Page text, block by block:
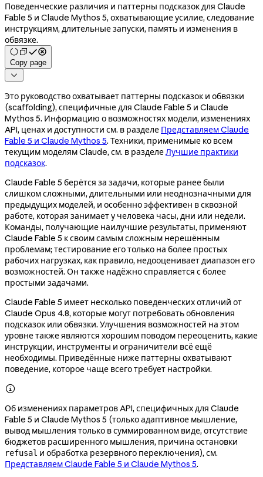
Поведенческие различия и паттерны подсказок для Claude
Fable 5 и Claude Mythos 5, охватывающие усилие, следование
инструкциям, длительные запуски, память и изменения в
обвязке.
Copy page

Это руководство охватывает паттерны подсказок и обвязки
(scaffolding), специфичные для Claude Fable 5 и Claude
Mythos 5. Информацию о возможностях модели, изменениях
API, ценах и доступности см. в разделе Представляем Claude
Fable 5 и Claude Mythos 5. Техники, применимые ко всем
текущим моделям Claude, см. в разделеЛучшие практики
подсказок.
Claude Fable 5 берётся за задачи, которые ранее были
слишком сложными, длительными или неоднозначными для
предыдущих моделей, и особенно эффективен в сквозной
работе, которая занимает у человека часы, дни или недели.
Команды, получающие наилучшие результаты, применяют
Claude Fable 5 к своим самым сложным нерешённым
проблемам; тестирование его только на более простых
рабочих нагрузках, как правило, недооценивает диапазон его
возможностей. Он также надёжно справляется с более
простыми задачами.
Claude Fable 5 имеет несколько поведенческих отличий от
Claude Opus 4.8, которые могут потребовать обновления
подсказок или обвязки. Улучшения возможностей на этом
уровне также являются хорошим поводом переоценить, какие
инструкции, инструменты и ограничители всё ещё
необходимы. Приведённые ниже паттерны охватывают
поведение, которое чаще всего требует настройки.

Об изменениях параметров API, специфичных для Claude
Fable 5 и Claude Mythos 5 (только адаптивное мышление,
вывод мышления только в суммированном виде, отсутствие
бюджетов расширенного мышления, причина остановки
refusal и обработка резервного переключения), см.
Представляем Claude Fable 5 и Claude Mythos 5.